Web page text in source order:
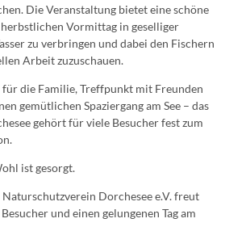
Die Veranstaltung bietet eine schöne
Vormittag in geselliger
zu verbringen und dabei den Fischern
Arbeit zuzuschauen.
für die Familie, Treffpunkt mit Freunden
gemütlichen Spaziergang am See – das
gehört für viele Besucher fest zum
ist gesorgt.
Dorchesee e.V. freut
und einen gelungenen Tag am